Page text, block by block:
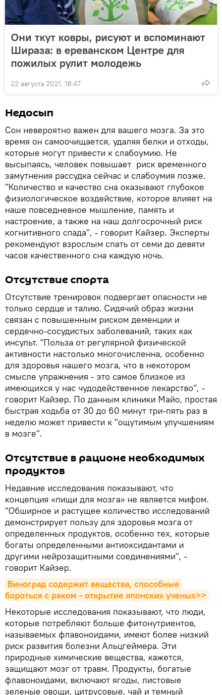
Они ткут ковры, рисуют и вспоминают
Шираза: в ереванском Центре для
пожилых рулит молодежь
22 августа 2021, 18:47
Недосып
Сон невероятно важен для вашего мозга. За это
время он самоочищается, удаляя белки и отходы,
которые могут привести к слабоумию. Не
высыпаясь, человек повышает риск временного
замутнения рассудка сейчас и слабоумия позже.
"Количество и качество сна оказывают глубокое
физиологическое воздействие, которое влияет на
наше повседневное мышление, память и
настроение, а также на наш долгосрочный риск
когнитивного спада", - говорит Кайзер. Эксперты
рекомендуют взрослым спать от семи до девяти
часов качественного сна каждую ночь.
Отсутствие спорта
Отсутствие тренировок подвергает опасности не
только сердце и талию. Сидячий образ жизни
связан с повышенным риском деменции и
сердечно-сосудистых заболеваний, таких как
инсульт. "Польза от регулярной физической
активности настолько многочисленна, особенно
для здоровья нашего мозга, что в некотором
смысле упражнения - это самое близкое из
имеющихся у нас чудодейственное лекарство", -
говорит Кайзер. По данным клиники Майо, простая
быстрая ходьба от 30 до 60 минут три-пять раз в
неделю может привести к "ощутимым улучшениям
в мозге".
Отсутствие в рационе необходимых
продуктов
Недавние исследования показывают, что
концепция «пищи для мозга» не является мифом.
"Обширное и растущее количество исследований
демонстрирует пользу для здоровья мозга от
определенных продуктов, особенно тех, которые
богаты определенными антиоксидантами и
другими нейрозащитными соединениями", -
говорит Кайзер.
Виноград содержит вещества, способные
бороться с раком - открытие японских ученых>>
Некоторые исследования показывают, что люди,
которые потребляют больше фитонутриентов,
называемых флавоноидами, имеют более низкий
риск развития болезни Альцгеймера. Эти
природные химические вещества, кажется,
защищают мозг от травм. Продукты, богатые
флавоноидами, включают ягоды, листовые
зеленые овощи, цитрусовые, чай и темный